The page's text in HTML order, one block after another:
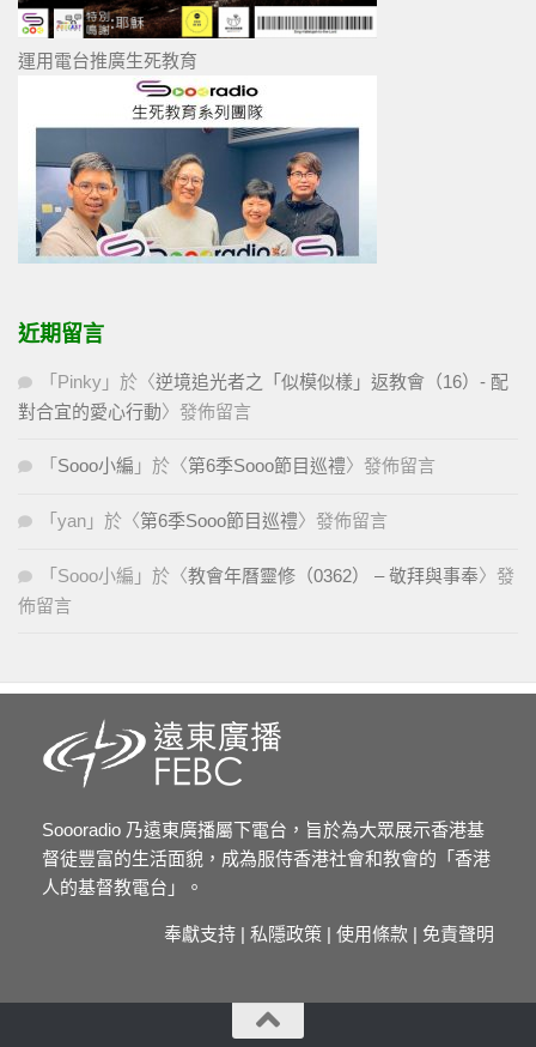
運用電台推廣生死教育
近期留言
「 Pinky 」於〈逆境追光者之「似模似樣」返教會（16）- 配
對合宜的愛心行動〉發佈留言
「 Sooo小編 」於〈第6季Sooo節目巡禮〉發佈留言
「 yan 」於〈第6季Sooo節目巡禮〉發佈留言
「 Sooo小編 」於〈教會年曆靈修（0362） – 敬拜與事奉〉發
佈留言
Soooradio 乃遠東廣播屬下電台，旨於為大眾展示香港基
督徒豐富的生活面貌，成為服侍香港社會和教會的「香港
人的基督教電台」。
奉獻支持 | 私隱政策 | 使用條款 | 免責聲明